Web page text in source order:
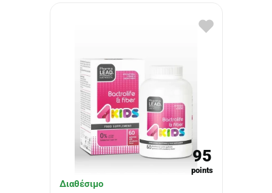
95
points
Διαθέσιμο